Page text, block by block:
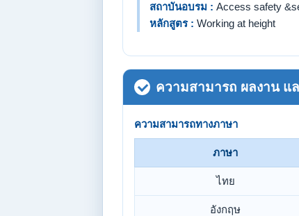
สถาบันอบรม : Access safety
หลักสูตร : Working at height
ความสามารถ ผลงาน แ
ความสามารถทางภาษา
ภาษา
ไทย
อังกฤษ